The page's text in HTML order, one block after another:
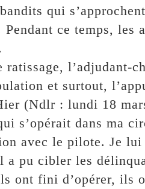
qui
ce temps, les
ratissage, l’adjudant-
et surtout,
(Ndlr : lundi 18
s’opérait dans ma
avec le pilote. Je
a pu cibler les
ont fini d’opérer, ils